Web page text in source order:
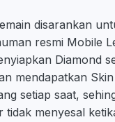
disarankan
resmi Mobile
Diamond
mendapatkan
setiap saat,
tidak menyesal